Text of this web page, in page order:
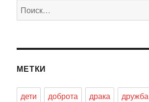
Искать:
МЕТКИ
дети доброта драка дружба